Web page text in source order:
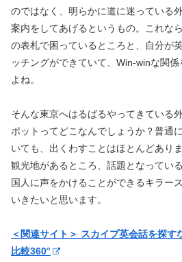
のではなく、明らかに道に迷っている
案内をしてあげるというもの。これな
の表札で困っているところと、自分が
ッチングができていて、Win-winな関
よね。
そんな東京へはるばるやってきている
ポットってどこなんでしょうか？普通
いても、出くわすことはほとんどありま
観光地があるところ、話題となってい
国人に声をかけることができるキラー
いきたいと思います。
＜関連サイト＞ スカイプ英会話を探す
比較360°